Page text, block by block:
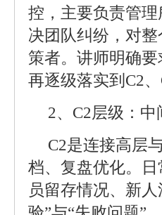
控，主要负责管
决团队纠纷，对
策者。讲师明确
再逐级落实到C2
2、C2层级：
C2是连接高层
档、复盘优化。
员留存情况、新